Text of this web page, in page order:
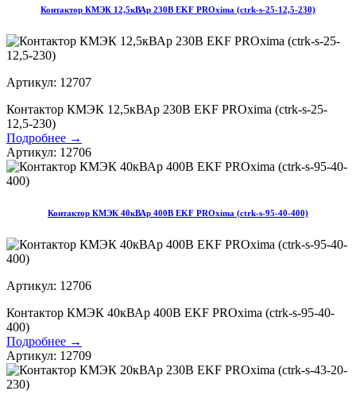
Контактор КМЭК 12,5кВАр 230В EKF PROxima (ctrk-s-25-12,5-230)
Артикул: 12707
Контактор КМЭК 12,5кВАр 230В EKF PROxima (ctrk-s-25-
12,5-230)
Подробнее →
Артикул: 12706
Контактор КМЭК 40кВАр 400В EKF PROxima (ctrk-s-95-40-400)
Артикул: 12706
Контактор КМЭК 40кВАр 400В EKF PROxima (ctrk-s-95-40-
400)
Подробнее →
Артикул: 12709